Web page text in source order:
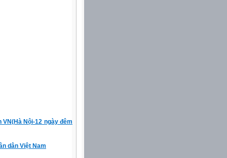
Nội-12 ngày đêm
dân Việt Nam